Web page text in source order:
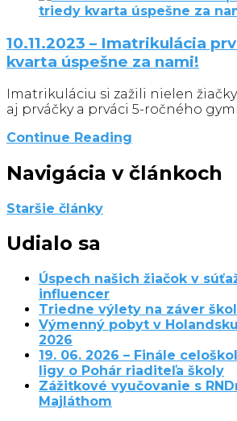
10.11.2023 – Imatrikulácia
kvarta úspešne za nami!
Imatrikuláciu si zažili nielen
aj prváčky a prváci 5-ročného
Continue Reading
Navigácia v článkoch
Staršie články
Udialo sa
Úspech našich žiačok v
influencer
Triedne výlety na záver
Výmenný pobyt v
2026
19. 06. 2026 – Finále
ligy o Pohár riaditeľa školy
Zážitkové vyučovanie s
Majláthom